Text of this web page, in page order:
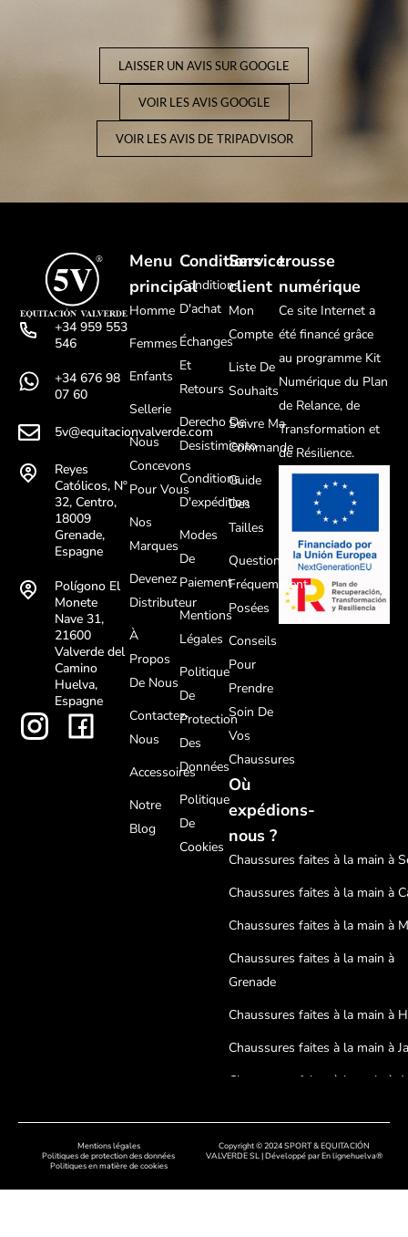
LAISSER UN AVIS SUR GOOGLE
VOIR LES AVIS GOOGLE
VOIR LES AVIS DE TRIPADVISOR
+34 959 553
546
+34 676 98
07 60
5v@equitacionvalverde.com
Reyes
Católicos, Nº
32, Centro,
18009
Grenade,
Espagne
Polígono El
Monete
Nave 31,
21600
Valverde del
Camino
Huelva,
Espagne
Menu
principal
Homme
Femmes
Enfants
Sellerie
Nous
Concevons
Pour Vous
Nos
Marques
Devenez
Distributeur
À
Propos
De Nous
Contactez-
Nous
Accessoires
Notre
Blog
Conditions
Conditions
D'achat
Échanges
Et
Retours
Derecho De
Desistimiento
Conditions
D'expédition
Modes
De
Paiement
Mentions
Légales
Politique
De
Protection
Des
Données
Politique
De
Cookies
Service
client
Mon
Compte
Liste De
Souhaits
Suivre Ma
Commande
Guide
Des
Tailles
Questions
Fréquemment
Posées
Conseils
Pour
Prendre
Soin De
Vos
Chaussures
Où
expédions-
nous ?
Chaussures faites à la main à
Chaussures faites à la main à
Chaussures faites à la main à
Chaussures faites à la main à
Grenade
Chaussures faites à la main à
Chaussures faites à la main à
Chaussures faites à la main à
trousse
numérique
Ce site Internet a
été financé grâce
au programme Kit
Numérique du Plan
de Relance, de
Transformation et
de Résilience.
Mentions légales
Politiques de protection des données
Politiques en matière de cookies
Copyright © 2024 SPORT & EQUITACIÓN
VALVERDE SL | Développé parEn lignehuelva®